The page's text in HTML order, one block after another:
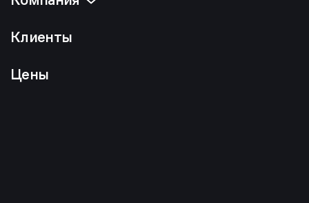
Клиенты
Цены